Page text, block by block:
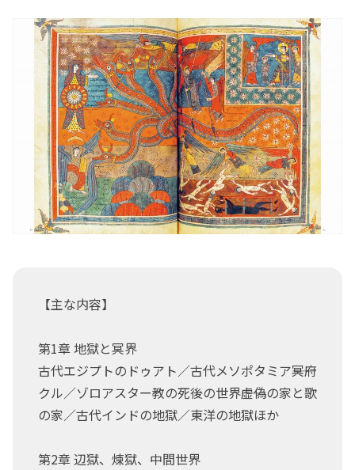
【主な内容】
第1章 地獄と冥界
古代エジプトのドゥアト／古代メソポタミア――冥府
クル／ゾロアスター教の死後の世界――虚偽の家と歌
の家／古代インドの地獄／東洋の地獄ほか
第2章 辺獄、煉獄、中間世界